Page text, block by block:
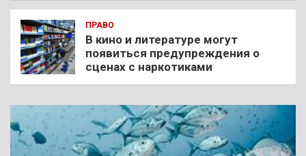
ПРАВО
В кино и литературе могут
появиться предупреждения о
сценах с наркотиками